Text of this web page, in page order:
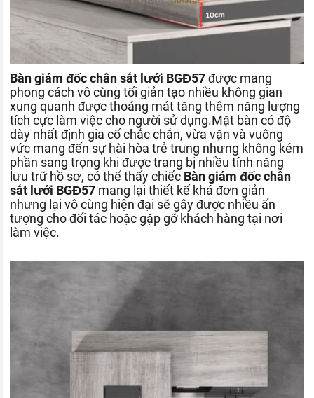
Bàn giám đốc chân sắt lưới BGĐ57được mang
phong cách vô cùng tối giản tạo nhiều không gian
xung quanh được thoáng mát tăng thêm năng lượng
tích cực làm việc cho người sử dụng.Mặt bàn có độ
dày nhất định gia cố chắc chắn, vừa vặn và vuông
vức mang đến sự hài hòa trẻ trung nhưng không kém
phần sang trọng khi được trang bị nhiều tính năng
lưu trữ hồ sơ, có thể thấy chiếc Bàn giám đốc chân
sắt lưới BGĐ57 mang lại thiết kế khá đơn giản
nhưng lại vô cùng hiện đại sẽ gây được nhiều ấn
tượng cho đối tác hoặc gặp gỡ khách hàng tại nơi
làm việc.